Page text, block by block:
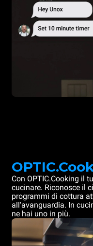
Con OPTIC.Cooking il
cucinare. Riconosce il
programmi di cottura
all'avanguardia. In
ne hai uno in più.